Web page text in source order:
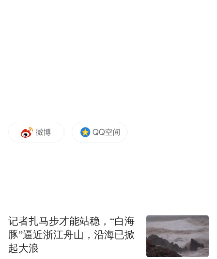
线在冬日阳光下流淌成柔软的坐垫。
当天，一场居民自发的“暖冬行动”，用一针
记者扎马步才能站稳，“白海
豚”逼近浙江舟山，沿海已掀
起大浪